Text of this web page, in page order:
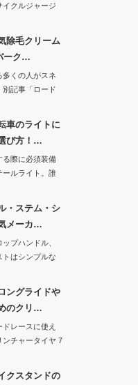
イクルジャージ
除毛クリーム
ーク…
多くの人がスネ
別記事「ロード
車のライトに
び方！…
る際に必須装備
ールライト。誰
・ステム・シ
メーカ…
プハンドル、
トはシンプルな
ングライドや
のクリ…
レースに使え
ンチャータイヤ 7
クスタンドの